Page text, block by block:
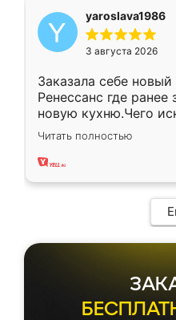
yaroslava1986
3 августа 2026
Заказала себе
Ренессанс где ранее
новую кухню.Чего
вполне довольна.
два года, нареканий
Читать полностью